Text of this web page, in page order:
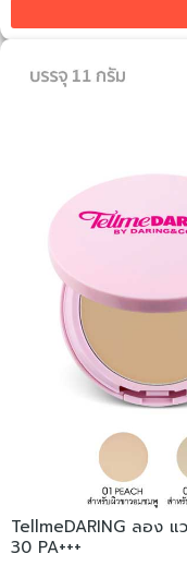
TellmeDARING ลอง แ
30 PA+++